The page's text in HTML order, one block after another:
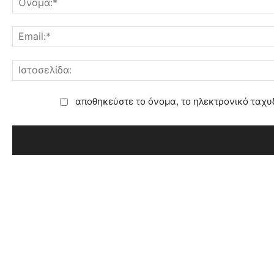
αποθηκεύστε το όνομα, το ηλεκτρονικό